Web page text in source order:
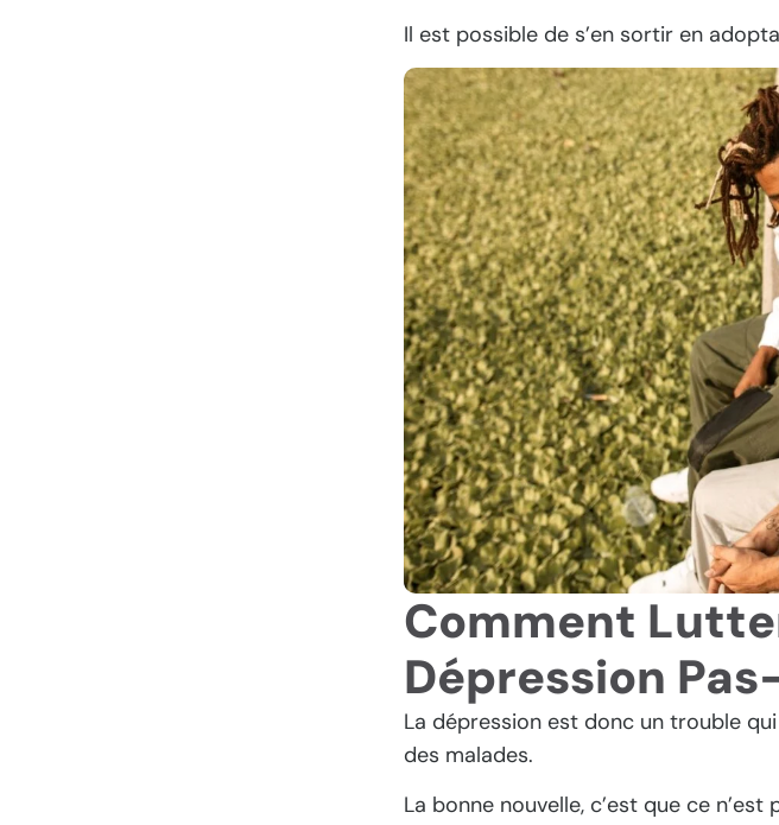
Il est possible de s’en sortir en
Comment
Dépression
La dépression est donc un trouble
des malades.
La bonne nouvelle, c’est que ce